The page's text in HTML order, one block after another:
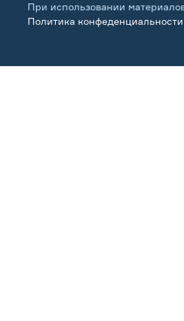
При использовании
Политика конфеденциальности